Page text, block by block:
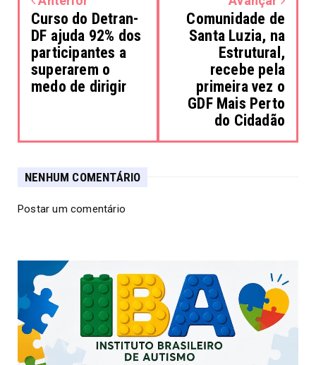
Curso do Detran-
DF ajuda 92% dos
participantes a
superarem o
medo de dirigir
Comunidade de
Santa Luzia, na
Estrutural,
recebe pela
primeira vez o
GDF Mais Perto
do Cidadão
NENHUM COMENTÁRIO
Postar um comentário